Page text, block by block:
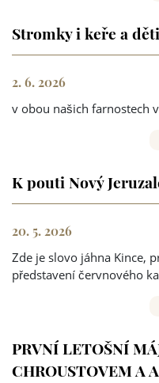
Stromky i keře a děti
2. 6. 2026
v obou našich farnostech
K pouti Nový
20. 5. 2026
Zde je slovo jáhna Kince,
představení červnového
PRVNÍ LETOŠNÍ
CHROUSTOVEM A